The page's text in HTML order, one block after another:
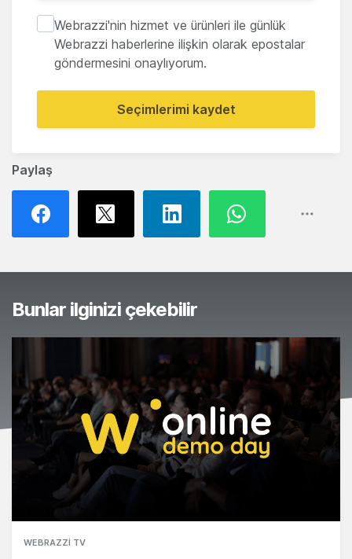
Paylaş
Webrazzi'nin hizmet ve ürünleri ile günlük
Webrazzi haberlerine ilişkin olarak epostalar
göndermesini onaylıyorum.
Seçimlerimi kaydet
Bunlar ilginizi çekebilir
WEBRAZZI TV